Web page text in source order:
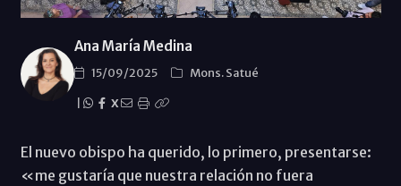
Ana María Medina
15/09/2025
Mons. Satué
X
El nuevo obispo ha querido, lo primero, presentarse:
«me gustaría que nuestra relación no fuera